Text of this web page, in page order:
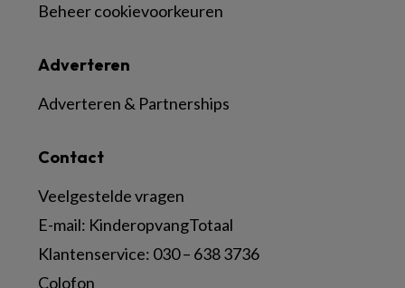
Contact
Veelgestelde vragen
E-mail: KinderopvangTotaal
Klantenservice: 030 – 638 3736
Colofon
Adverteren
Adverteren & Partnerships
Beheer cookievoorkeuren